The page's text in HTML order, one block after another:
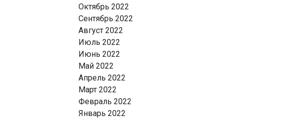
Октябрь 2022
Сентябрь 2022
Август 2022
Июль 2022
Июнь 2022
Май 2022
Апрель 2022
Март 2022
Февраль 2022
Январь 2022